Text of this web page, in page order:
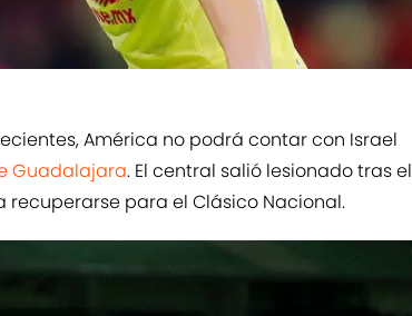
América no podrá contar con Israel
Guadalajara. El central salió lesionado tras el
recuperarse para el Clásico Nacional.